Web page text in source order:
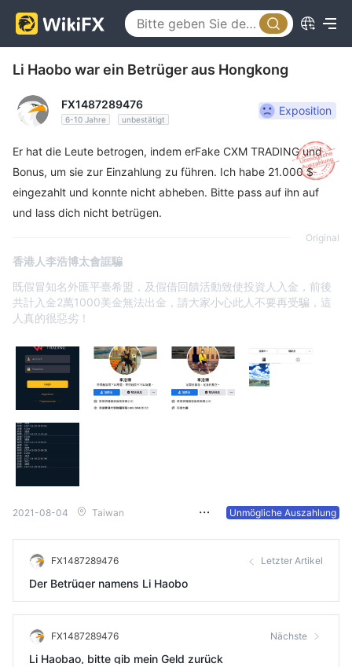
Li Haobo war ein Betrüger aus Hongkong
FX1487289476
6-10 Jahre unbestätigt
Exposition
Er hat die Leute betrogen, indem erFake CXM TRADING und
Bonus, um sie zur Einzahlung zu führen. Ich habe 21.000 $
eingezahlt und konnte nicht abheben. Bitte pass auf ihn auf
und lass dich nicht betrügen.
Original
香港人李浩博太會誆騙
既假冒知名外匯平臺希盟，及假借回饋活動致使投資人入金，前後
共計入金2萬1000美金無法出金，請大家小心此人不要再受騙，這
人真的很惡劣！
2021-08-04 Taiwan Unmögliche Auszahlung
FX1487289476 Letzter Artikel
Der Betrüger namens Li Haobo
FX1487289476 Nächste
Li Haobao, bitte gib mein Geld zurück